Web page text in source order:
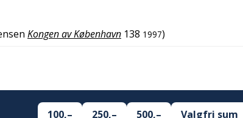
Kongen av København 138 1997)
100,– 250,– 500,– Valgfri sum